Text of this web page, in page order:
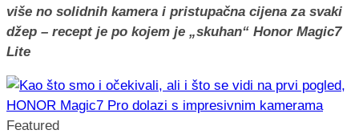
više no solidnih kamera i pristupačna cijena za svaki
džep – recept je po kojem je „skuhan“ Honor Magic7
Lite
Featured